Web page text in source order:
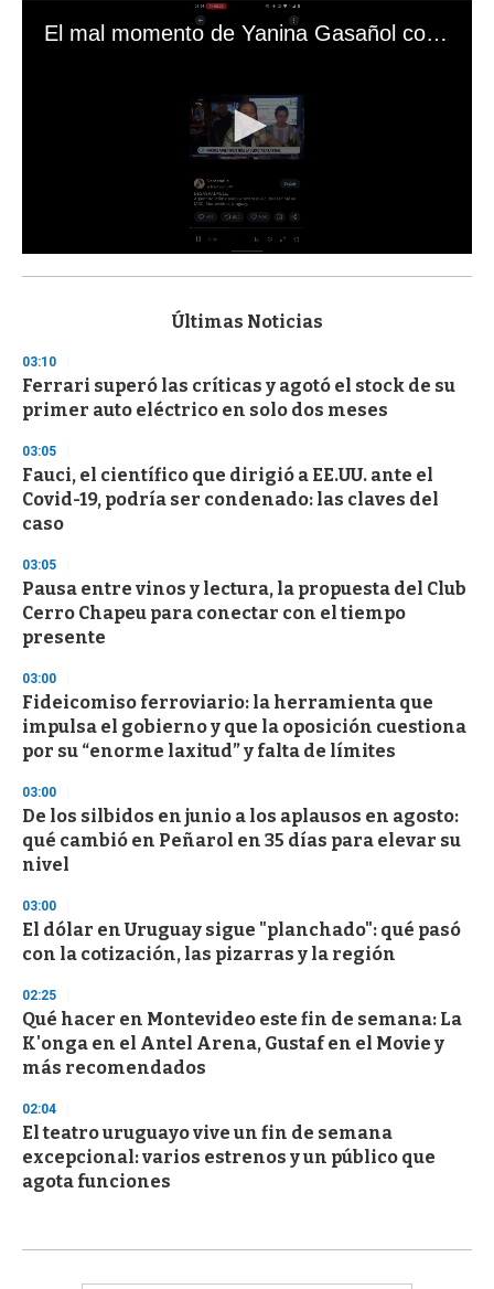
El mal momento de Yanina Gasañol con un hincha argentino en "Subrayado"
s
d
s
o
f
3
s
e
c
o
d
s
Últimas Noticias
03:10
Ferrari superó las críticas y agotó el stock de su
primer auto eléctrico en solo dos meses
03:05
Fauci, el científico que dirigió a EE.UU. ante el
Covid-19, podría ser condenado: las claves del
caso
03:05
Pausa entre vinos y lectura, la propuesta del Club
Cerro Chapeu para conectar con el tiempo
presente
03:00
Fideicomiso ferroviario: la herramienta que
impulsa el gobierno y que la oposición cuestiona
por su “enorme laxitud” y falta de límites
03:00
De los silbidos en junio a los aplausos en agosto:
qué cambió en Peñarol en 35 días para elevar su
nivel
03:00
El dólar en Uruguay sigue "planchado": qué pasó
con la cotización, las pizarras y la región
02:25
Qué hacer en Montevideo este fin de semana: La
K'onga en el Antel Arena, Gustaf en el Movie y
más recomendados
02:04
El teatro uruguayo vive un fin de semana
excepcional: varios estrenos y un público que
agota funciones